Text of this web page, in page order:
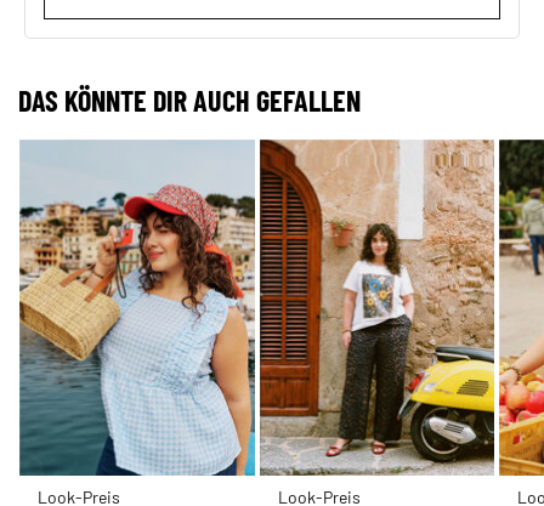
DAS KÖNNTE DIR AUCH GEFALLEN
Look-Preis Look-Preis